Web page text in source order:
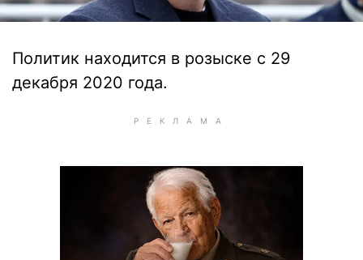
Политик находится в розыске с 29
декабря 2020 года.